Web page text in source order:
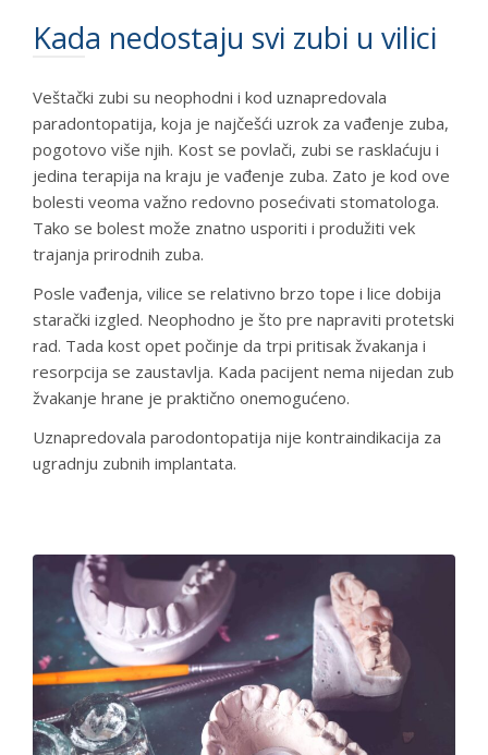
Kada nedostaju svi zubi u vilici
Veštački zubi su neophodni i kod uznapredovala
paradontopatija, koja je najčešći uzrok za vađenje zuba,
pogotovo više njih. Kost se povlači, zubi se rasklaćuju i
jedina terapija na kraju je vađenje zuba. Zato je kod ove
bolesti veoma važno redovno posećivati stomatologa.
Tako se bolest može znatno usporiti i produžiti vek
trajanja prirodnih zuba.
Posle vađenja, vilice se relativno brzo tope i lice dobija
starački izgled. Neophodno je što pre napraviti protetski
rad. Tada kost opet počinje da trpi pritisak žvakanja i
resorpcija se zaustavlja. Kada pacijent nema nijedan zub
žvakanje hrane je praktično onemogućeno.
Uznapredovala parodontopatija nije kontraindikacija za
ugradnju zubnih implantata.